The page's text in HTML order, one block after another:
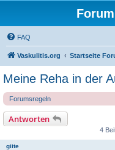
FAQ
Vaskulitis.org Startseite
Meine Reha in der
Forumsregeln
Antworten
4
giite